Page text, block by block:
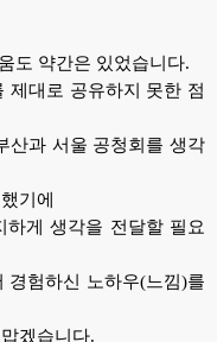
도 약간은 있었습니다.
제대로 공유하지 못한 점
산과 서울 공청회를 생각
기에
하게 생각을 전달할 필요
경험하신 노하우(느낌)를
겠습니다.